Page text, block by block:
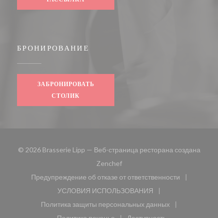
БРОНИРОВАНИЕ
ЗАБРОНИРОВАТЬ
СТОЛИК
© 2026 Brasserie Lipp — Веб-страница ресторана создана
Zenchef((открывается в новом окне))
Предупреждение об отказе от ответственности
((открывается в новом окне))
УСЛОВИЯ ИСПОЛЬЗОВАНИЯ
((открывается в новом окне))
Политика защиты персональных данных
((открывается в новом окне))